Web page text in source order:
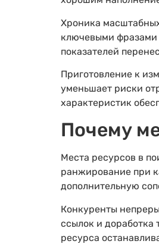
Хроника
ключевыми фразами
показателей
Приготовление к
уменьшает риски
характеристик
Почему
Места ресурсов в
ранжирование при
дополнительную
Конкуренты
ссылок и доработка
ресурса